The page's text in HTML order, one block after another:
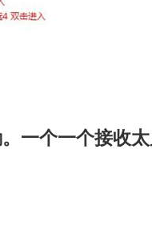
一个一个接收